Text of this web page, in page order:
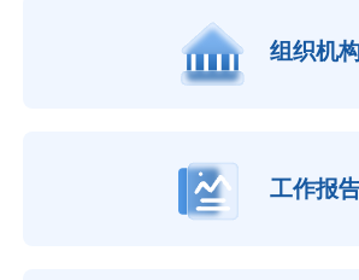
组织机
工作报